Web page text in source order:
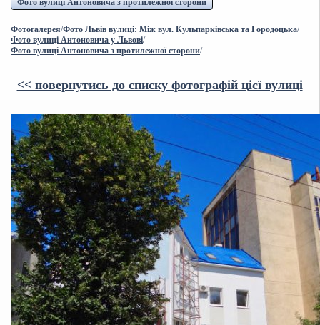
Фото вулиці Антоновича з протилежної сторони
Фотогалерея/Фото Львів вулиці: Між вул. Кульпарківська та Городоцька/
Фото вулиці Антоновича у Львові/
Фото вулиці Антоновича з протилежної сторони/
<< повернутись до списку фотографій цієї вулиці